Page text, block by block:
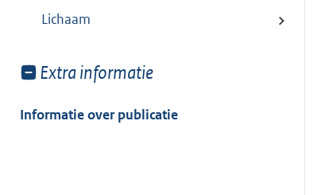
van:
Lichaam
Toon
van:
Extra informatie
Informatie over publicatie